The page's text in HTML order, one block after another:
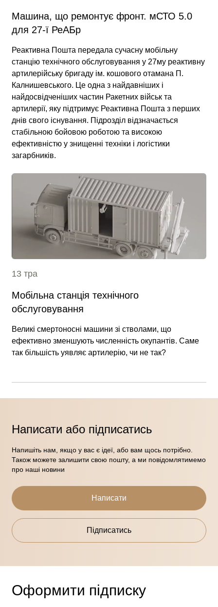
Машина, що ремонтує фронт. мСТО 5.0
для 27-ї РеАБр
Реактивна Пошта передала сучасну мобільну
станцію технічного обслуговування у 27му реактивну
артилерійську бригаду ім. кошового отамана П.
Калнишевського. Це одна з найдавніших і
найдосвідченіших частин Ракетних військ та
артилерії, яку підтримує Реактивна Пошта з перших
днів свого існування. Підрозділ відзначається
стабільною бойовою роботою та високою
ефективністю у знищенні техніки і логістики
загарбників.
13 тра
Мобільна станція технічного
обслуговування
Великі смертоносні машини зі стволами, що
ефективно зменшують численність окупантів. Саме
так більшість уявляє артилерію, чи не так?
Написати або підписатись
Напишіть нам, якщо у вас є ідеї, або вам щось потрібно.
Також можете залишити свою пошту, а ми повідомлятимемо
про наші новини
Написати
Підписатись
Оформити підписку